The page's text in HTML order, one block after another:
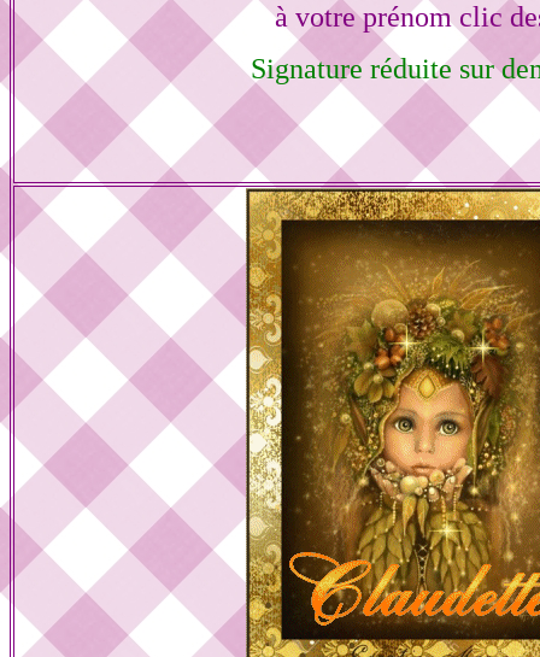
à votre prénom clic
Signature réduite sur